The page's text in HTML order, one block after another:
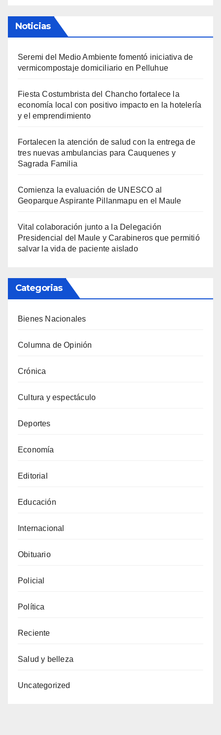
Noticias
Seremi del Medio Ambiente fomentó iniciativa de
vermicompostaje domiciliario en Pelluhue
Fiesta Costumbrista del Chancho fortalece la
economía local con positivo impacto en la hotelería
y el emprendimiento
Fortalecen la atención de salud con la entrega de
tres nuevas ambulancias para Cauquenes y
Sagrada Familia
Comienza la evaluación de UNESCO al
Geoparque Aspirante Pillanmapu en el Maule
Vital colaboración junto a la Delegación
Presidencial del Maule y Carabineros que permitió
salvar la vida de paciente aislado
Categorias
Bienes Nacionales
Columna de Opinión
Crónica
Cultura y espectáculo
Deportes
Economía
Editorial
Educación
Internacional
Obituario
Policial
Política
Reciente
Salud y belleza
Uncategorized